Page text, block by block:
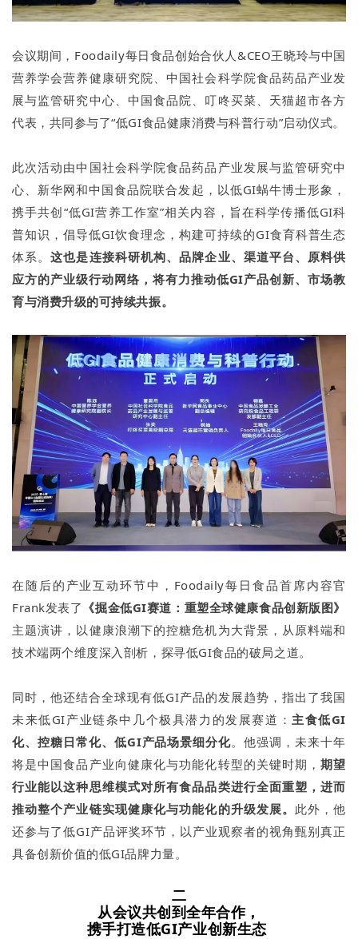
会议期间，Foodaily每日食品创始合伙人&CEO王晓玲与中国
营养学会营养健康研究院、中国社会科学院食品药品产业发
展与监管研究中心、中国食品院、叮咚买菜、天猫超市各方
代表，共同参与了“低GI食品健康消费与科普行动”启动仪式。
此次活动由中国社会科学院食品药品产业发展与监管研究中
心、新华网和中国食品院联合发起，以低GI蜗牛博士形象，
携手共创“低GI营养工作室”相关内容，旨在科学传播低GI科
普知识，倡导低GI饮食理念，构建可持续的GI食育科普生态
体系。这也是连接科研机构、品牌企业、渠道平台、原料供
应方的产业级行动网络，将有力推动低GI产品创新、市场教
育与消费升级的可持续共振。
在随后的产业互动环节中，Foodaily每日食品首席内容官
Frank发表了 《掘金低GI赛道：重塑全球健康食品创新版图》
主题演讲，以健康浪潮下的控糖危机为大背景，从原料端和
技术端两个维度深入剖析，探寻低GI食品的破局之道。
同时，他还结合全球现有低GI产品的发展趋势，指出了我国
未来低GI产业链条中几个极具潜力的发展赛道： 主食低GI
化、控糖日常化、低GI产品场景细分化。他强调，未来十年
将是中国食品产业向健康化与功能化转型的关键时期，期望
行业能以这种思维模式对所有食品品类进行全面重塑，进而
推动整个产业链实现健康化与功能化的升级发展。 此外，他
还参与了低GI产品评奖环节，以产业观察者的视角甄别真正
具备创新价值的低GI品牌力量。
二
从会议共创到全年合作，
携手打造低GI产业创新生态